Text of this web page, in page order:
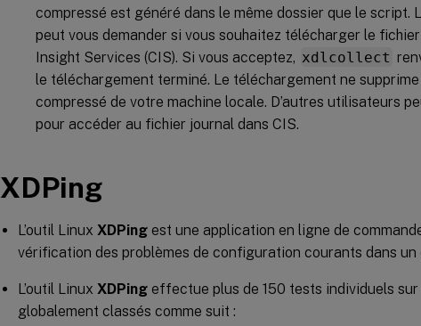
compressé est généré dans le même dossier que le script.
peut vous demander si vous souhaitez télécharger le
Insight Services (CIS). Si vous acceptez, xdlcollect
le téléchargement terminé. Le téléchargement ne
compressé de votre machine locale. D’autres utilisateurs
pour accéder au fichier journal dans CIS.
XDPing
L’outil Linux XDPing est une application en ligne de
vérification des problèmes de configuration courants dans un
L’outil Linux XDPing effectue plus de 150 tests individuels sur
globalement classés comme suit :